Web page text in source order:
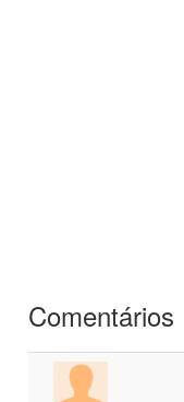
Comentários